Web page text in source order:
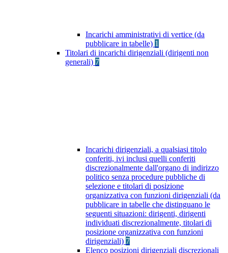
Incarichi amministrativi di vertice (da
pubblicare in tabelle) 1
Titolari di incarichi dirigenziali (dirigenti non
generali) 7
Incarichi dirigenziali, a qualsiasi titolo
conferiti, ivi inclusi quelli conferiti
discrezionalmente dall'organo di indirizzo
politico senza procedure pubbliche di
selezione e titolari di posizione
organizzativa con funzioni dirigenziali (da
pubblicare in tabelle che distinguano le
seguenti situazioni: dirigenti, dirigenti
individuati discrezionalmente, titolari di
posizione organizzativa con funzioni
dirigenziali) 7
Elenco posizioni dirigenziali discrezionali